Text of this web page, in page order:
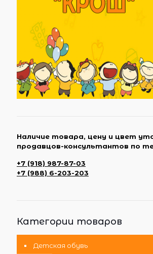
Наличие товара, цену и цвет
продавцов-консультантов по
+7 (918) 987-87-03
+7 (988) 6-203-203
Категории товаров
Детская обувь